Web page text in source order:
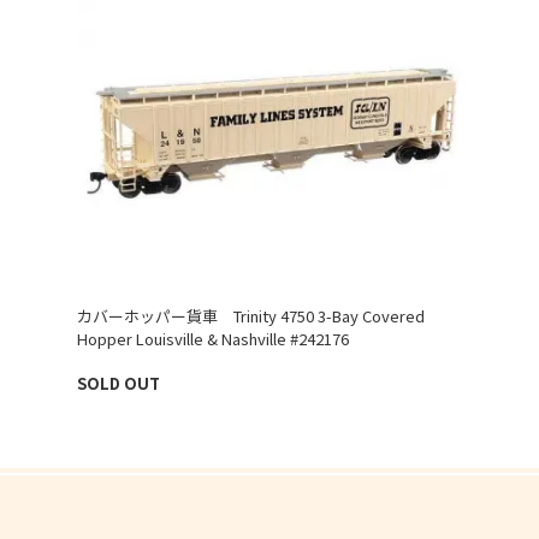
カバーホッパー貨車 Trinity 4750 3-Bay Covered
Hopper Louisville & Nashville #242176
SOLD OUT